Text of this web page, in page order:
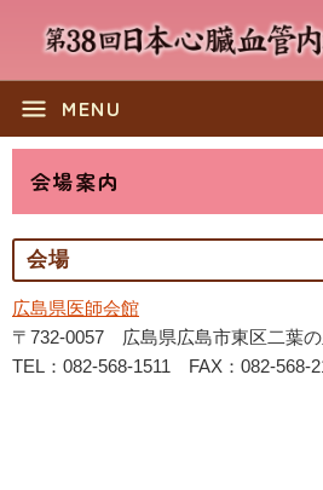
menu MENU
会場案内
会場
広島県医師会館
〒732-0057 広島県広島市東区二葉
TEL：082-568-1511 FAX：082-568-